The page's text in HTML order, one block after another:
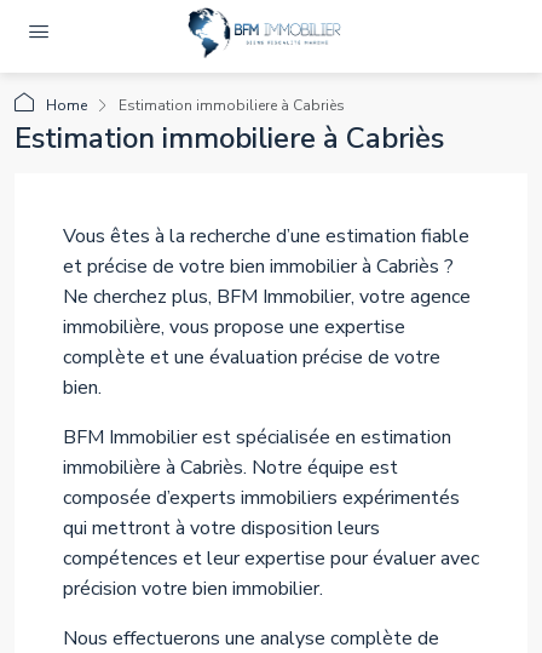
Home Estimation immobiliere à Cabriès
Estimation immobiliere à Cabriès
Vous êtes à la recherche d’une estimation fiable
et précise de votre bien immobilier à Cabriès ?
Ne cherchez plus, BFM Immobilier, votre agence
immobilière, vous propose une expertise
complète et une évaluation précise de votre
bien.
BFM Immobilier est spécialisée en estimation
immobilière à Cabriès. Notre équipe est
composée d’experts immobiliers expérimentés
qui mettront à votre disposition leurs
compétences et leur expertise pour évaluer avec
précision votre bien immobilier.
Nous effectuerons une analyse complète de